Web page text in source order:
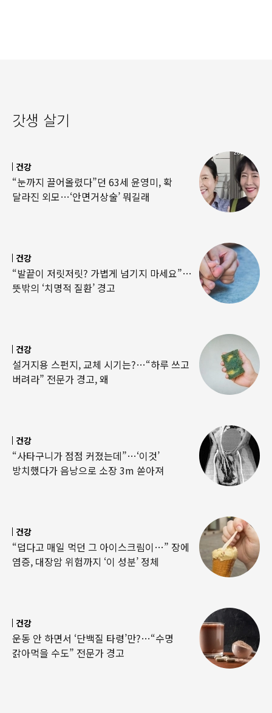
갓생 살기
건강
“눈까지 끌어올렸다”던 63세 윤영미, 확
달라진 외모…‘안면거상술’ 뭐길래
건강
“발끝이 저릿저릿? 가볍게 넘기지 마세요”…
뜻밖의 ‘치명적 질환’ 경고
건강
설거지용 스펀지, 교체 시기는?…“하루 쓰고
버려라” 전문가 경고, 왜
건강
“사타구니가 점점 커졌는데”…‘이것’
방치했다가 음낭으로 소장 3m 쏟아져
건강
“덥다고 매일 먹던 그 아이스크림이…” 장에
염증, 대장암 위험까지 ‘이 성분’ 정체
건강
운동 안 하면서 ‘단백질 타령’만?…“수명
갉아먹을 수도” 전문가 경고